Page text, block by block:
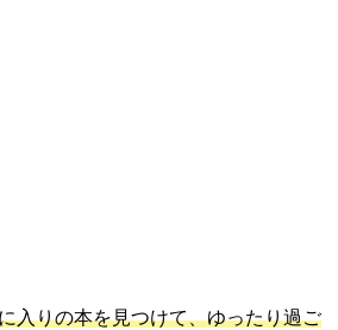
入りの本を見つけて、ゆったり過ご